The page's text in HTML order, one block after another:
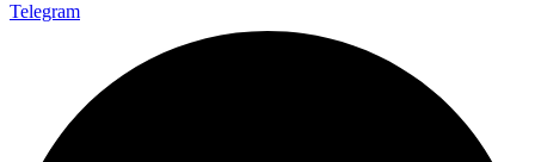
Telegram